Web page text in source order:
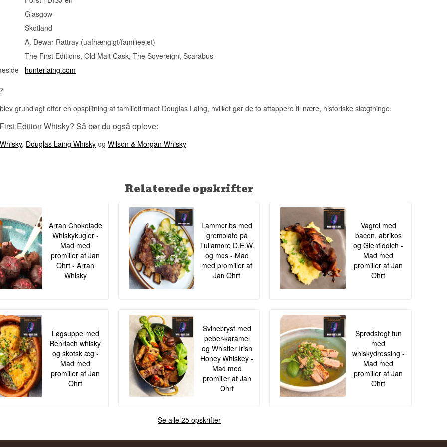
Se hele vores udvalg af
Lyt til vores podcast:
Smagsprofil
Sherry-lagret · Krydret
Investeringspotentiale
Mellem. Et oplag på blot 161 flasker fra et enkelt sherry butt gør denne Jura til en af
de mest sjældne uafhængige aftapninger i denne leverance.
ofte fører til forveksling mellem øens whisky og dens berømte, mere tørvede nabo.
Se hele vores udvalg af Jura
Glasgow
Skotland
A. Dewar Rattray (uafhængigt/familieejet)
The First Editions, Old Malt Cask, The Sovereign, Scarabus
hunterlaing.com
grundlagt efter en opsplitning af familiefirmaet Douglas Laing, hvilket gør de to aftappere til nære, historiske slægtninge.
Edition Whisky? Så bør du også opleve:
, Douglas Laing Whisky og Wilson & Morgan Whisky
Relaterede opskrifter
Arran Chokolade
Whiskykugler -
Mad med
promiller af Jan
Ohrt - Arran
Whisky
Lammeribs med
gremolato på
Tullamore D.E.W.
og mos - Mad
med promiller af
Jan Ohrt
Vagtel med
bacon, abrikos
og Glenfiddich -
Mad med
promiller af Jan
Ohrt
Løgsuppe med
Benriach whisky
og skotsk æg -
Mad med
promiller af Jan
Ohrt
Svinebryst med
peber-karamel
og Whistler Irish
Honey Whiskey -
Mad med
promiller af Jan
Ohrt
Sprødstegt tun
med
whiskydressing -
Mad med
promiller af Jan
Ohrt
Se alle 25 opskrifter